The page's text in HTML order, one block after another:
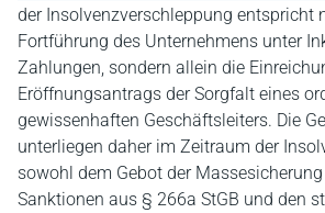
der Insolvenzverschleppung entspricht
Fortführung des Unternehmens unter
Zahlungen, sondern allein die
Eröffnungsantrags der Sorgfalt eines
gewissenhaften Geschäftsleiters. Die
unterliegen daher im Zeitraum der
sowohl dem Gebot der
Sanktionen aus § 266a StGB und den